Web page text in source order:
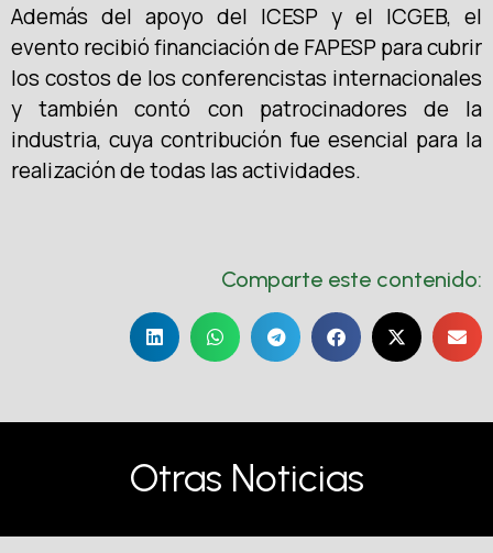
Además del apoyo del ICESP y el ICGEB, el
evento recibió financiación de FAPESP para cubrir
los costos de los conferencistas internacionales
y también contó con patrocinadores de la
industria, cuya contribución fue esencial para la
realización de todas las actividades.
Comparte este contenido:
Otras Noticias